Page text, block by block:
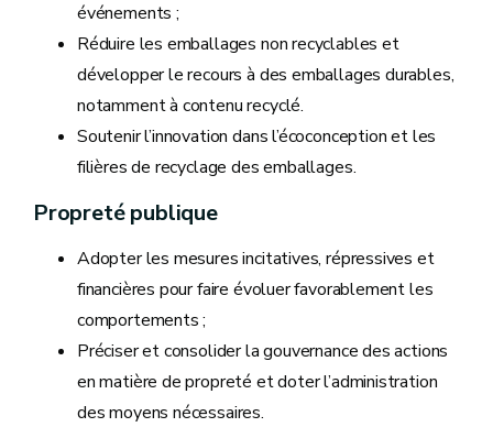
événements ;
Réduire les emballages non recyclables et
développer le recours à des emballages durables,
notamment à contenu recyclé.
Soutenir l’innovation dans l’écoconception et les
filières de recyclage des emballages.
Propreté publique
Adopter les mesures incitatives, répressives et
financières pour faire évoluer favorablement les
comportements ;
Préciser et consolider la gouvernance des actions
en matière de propreté et doter l’administration
des moyens nécessaires.